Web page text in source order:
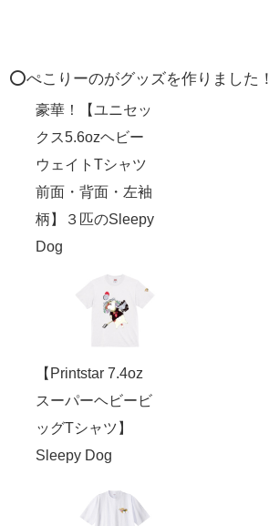
⭕️ぺこりーのがグッズを作りました！
豪華！【ユニセッ
クス5.6ozヘビー
ウェイトTシャツ
前面・背面・左袖
柄】３匹のSleepy
Dog
【Printstar 7.4oz
スーパーヘビービ
ッグTシャツ】
Sleepy Dog